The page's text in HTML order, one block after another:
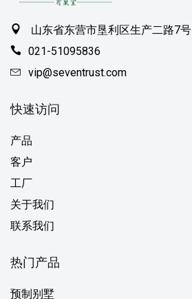
山东省东营市垦利区生产二路7号
021-51095836
vip@seventrust.com
快速访问
产品
客户
工厂
关于我们
联系我们
热门产品
预制别墅